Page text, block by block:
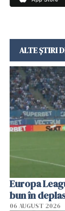
ALTE ȘTIRI
Europa
bun în
06 AUGUST 2026